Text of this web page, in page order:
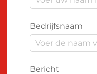
Bedrijfsnaam
Bericht